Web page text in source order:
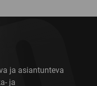
ja asiantunteva
ja